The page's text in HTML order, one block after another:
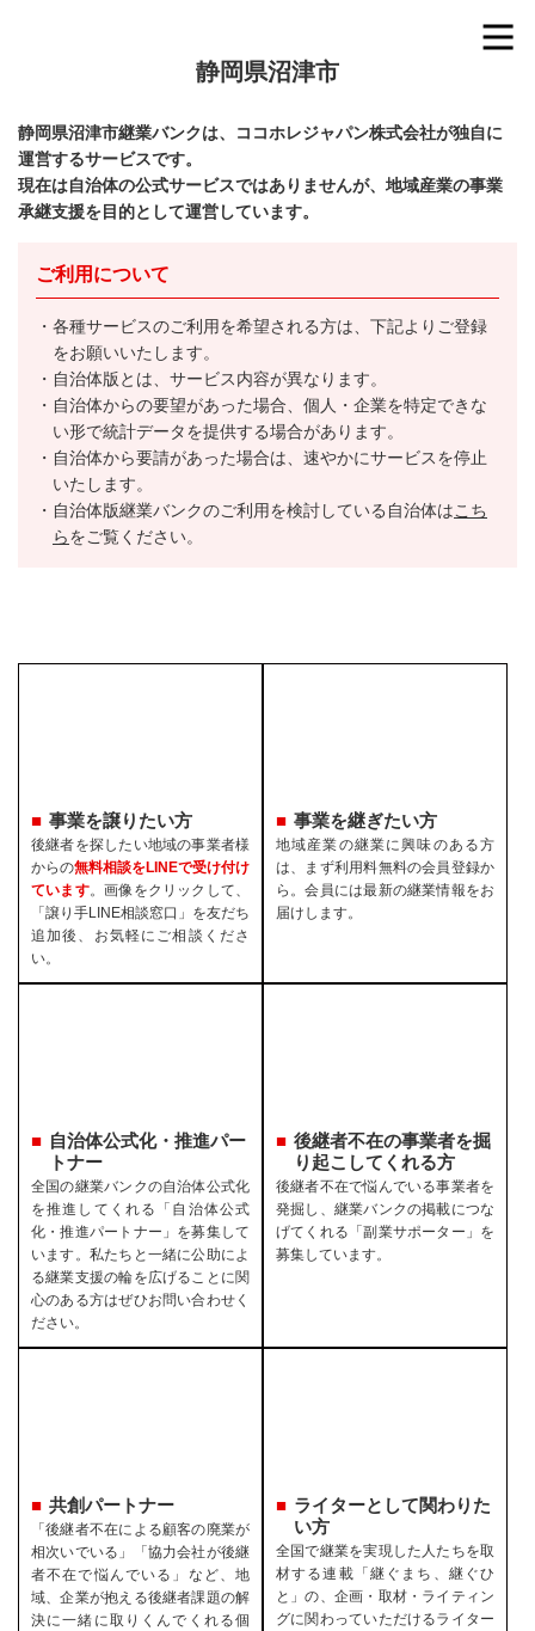
静岡県沼津市
静岡県沼津市継業バンクは、ココホレジャパン株式会社が独自に
運営するサービスです。
現在は自治体の公式サービスではありませんが、地域産業の事業
承継支援を目的として運営しています。
ご利用について
各種サービスのご利用を希望される方は、下記よりご登録
をお願いいたします。
自治体版とは、サービス内容が異なります。
自治体からの要望があった場合、個人・企業を特定できな
い形で統計データを提供する場合があります。
自治体から要請があった場合は、速やかにサービスを停止
いたします。
自治体版継業バンクのご利用を検討している自治体はこち
らをご覧ください。
事業を譲りたい方
後継者を探したい地域の事業者様
からの無料相談をLINEで受け付け
ています。画像をクリックして、
「譲り手LINE相談窓口」を友だち
追加後、お気軽にご相談くださ
い。
事業を継ぎたい方
地域産業の継業に興味のある方
は、まず利用料無料の会員登録か
ら。会員には最新の継業情報をお
届けします。
自治体公式化・推進パー
トナー
全国の継業バンクの自治体公式化
を推進してくれる「自治体公式
化・推進パートナー」を募集して
います。私たちと一緒に公助によ
る継業支援の輪を広げることに関
心のある方はぜひお問い合わせく
ださい。
後継者不在の事業者を掘
り起こしてくれる方
後継者不在で悩んでいる事業者を
発掘し、継業バンクの掲載につな
げてくれる「副業サポーター」を
募集しています。
共創パートナー
「後継者不在による顧客の廃業が
相次いでいる」「協力会社が後継
者不在で悩んでいる」など、地
域、企業が抱える後継者課題の解
決に一緒に取りくんでくれる個
ライターとして関わりた
い方
全国で継業を実現した人たちを取
材する連載「継ぐまち、継ぐひ
と」の、企画・取材・ライティン
グに関わっていただけるライター